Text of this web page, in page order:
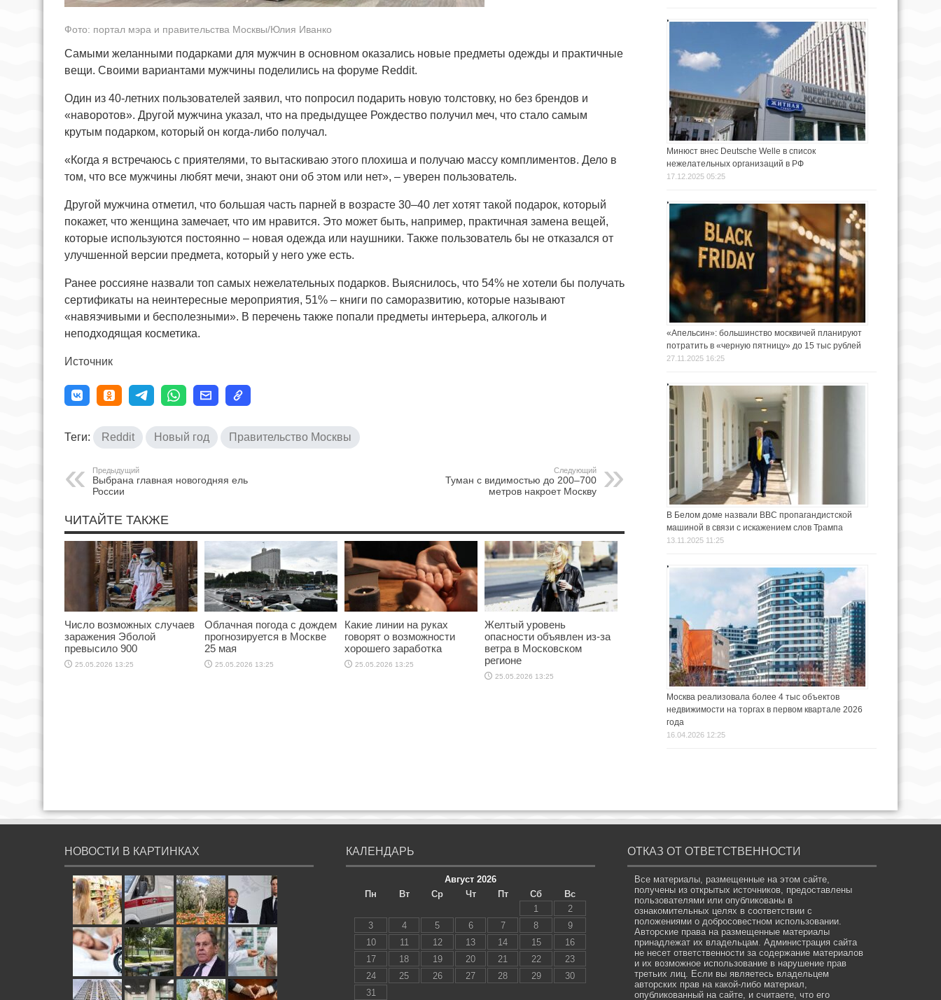
Фото: портал мэра и правительства Москвы/Юлия Иванко
Самыми желанными подарками для мужчин в основном оказались новые предметы одежды и практичные
вещи. Своими вариантами мужчины поделились на форуме Reddit.
Один из 40-летних пользователей заявил, что попросил подарить новую толстовку, но без брендов и
«наворотов». Другой мужчина указал, что на предыдущее Рождество получил меч, что стало самым
крутым подарком, который он когда-либо получал.
«Когда я встречаюсь с приятелями, то вытаскиваю этого плохиша и получаю массу комплиментов. Дело в
том, что все мужчины любят мечи, знают они об этом или нет», – уверен пользователь.
Другой мужчина отметил, что большая часть парней в возрасте 30–40 лет хотят такой подарок, который
покажет, что женщина замечает, что им нравится. Это может быть, например, практичная замена вещей,
которые используются постоянно – новая одежда или наушники. Также пользователь бы не отказался от
улучшенной версии предмета, который у него уже есть.
Ранее россияне назвали топ самых нежелательных подарков. Выяснилось, что 54% не хотели бы получать
сертификаты на неинтересные мероприятия, 51% – книги по саморазвитию, которые называют
«навязчивыми и бесполезными». В перечень также попали предметы интерьера, алкоголь и
неподходящая косметика.
Источник
Теги: Reddit Новый год Правительство Москвы
Предыдущий
Выбрана главная новогодняя ель
России
Следующий
Туман с видимостью до 200–700
метров накроет Москву
ЧИТАЙТЕ ТАКЖЕ
Число возможных случаев
заражения Эболой
превысило 900
25.05.2026 13:25
Облачная погода с дождем
прогнозируется в Москве
25 мая
25.05.2026 13:25
Какие линии на руках
говорят о возможности
хорошего заработка
25.05.2026 13:25
Желтый уровень
опасности объявлен из-за
ветра в Московском
регионе
25.05.2026 13:25
Минюст внес Deutsche Welle в список
нежелательных организаций в РФ
17.12.2025 05:25
«Апельсин»: большинство москвичей планируют
потратить в «черную пятницу» до 15 тыс рублей
27.11.2025 16:25
В Белом доме назвали BBC пропагандистской
машиной в связи с искажением слов Трампа
13.11.2025 11:25
Москва реализовала более 4 тыс объектов
недвижимости на торгах в первом квартале 2026
года
16.04.2026 12:25
НОВОСТИ В КАРТИНКАХ КАЛЕНДАРЬ
Август 2026
Пн
Вт Ср Чт Пт Сб
Вс
1
2
3
4 5 6 7 8
9
10
11 12 13 14 15
16
17
18 19 20 21 22
23
24
25 26 27 28 29
30
31
ОТКАЗ ОТ ОТВЕТСТВЕННОСТИ
Все материалы, размещенные на этом сайте,
получены из открытых источников, предоставлены
пользователями или опубликованы в
ознакомительных целях в соответствии с
положениями о добросовестном использовании.
Авторские права на размещенные материалы
принадлежат их владельцам. Администрация сайта
не несет ответственности за содержание материалов
и их возможное использование в нарушение прав
третьих лиц. Если вы являетесь владельцем
авторских прав на какой-либо материал,
опубликованный на сайте, и считаете, что его